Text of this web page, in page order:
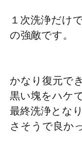
１次洗浄だけ
の強敵です。
かなり復元で
黒い塊をハケ
最終洗浄とな
さそうで良か